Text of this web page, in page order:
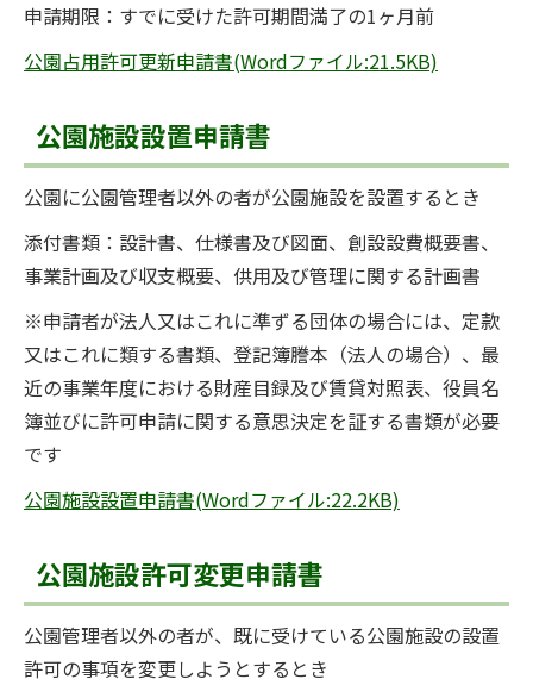
申請期限：すでに受けた許可期間満了の1ヶ月前
公園占用許可更新申請書(Wordファイル:21.5KB)
公園施設設置申請書
公園に公園管理者以外の者が公園施設を設置するとき
添付書類：設計書、仕様書及び図面、創設設費概要書、
事業計画及び収支概要、供用及び管理に関する計画書
※申請者が法人又はこれに準ずる団体の場合には、定款
又はこれに類する書類、登記簿謄本（法人の場合）、最
近の事業年度における財産目録及び賃貸対照表、役員名
簿並びに許可申請に関する意思決定を証する書類が必要
です
公園施設設置申請書(Wordファイル:22.2KB)
公園施設許可変更申請書
公園管理者以外の者が、既に受けている公園施設の設置
許可の事項を変更しようとするとき